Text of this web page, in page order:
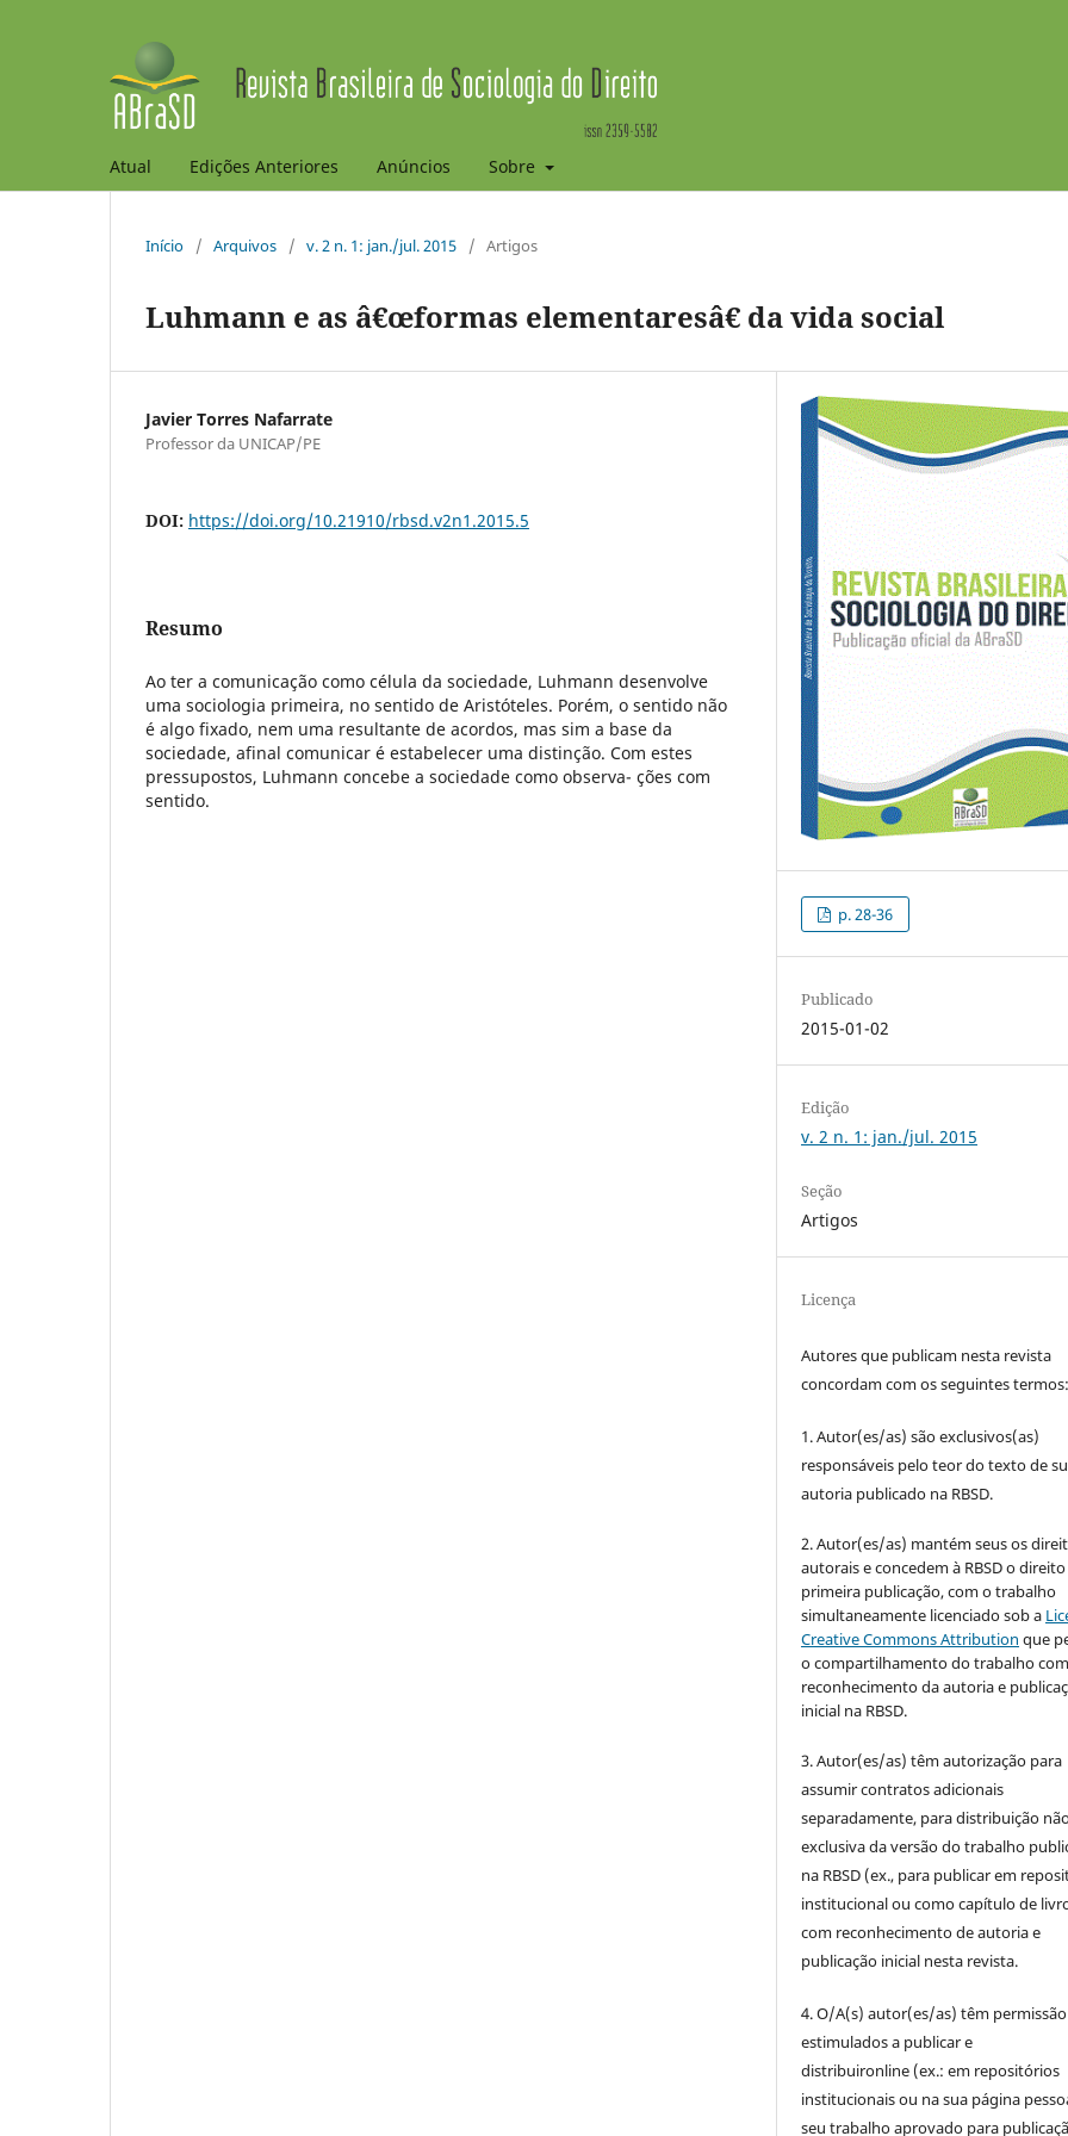
Atual Edições Anteriores Anúncios Sobre
Início / Arquivos / v. 2 n. 1: jan./jul. 2015 / Artigos
Luhmann e as â€œformas elementaresâ€ da vida social
Javier Torres Nafarrate
Professor da UNICAP/PE
DOI: https://doi.org/10.21910/rbsd.v2n1.2015.5
Resumo
Ao ter a comunicação como célula da sociedade, Luhmann desenvolve
uma sociologia primeira, no sentido de Aristóteles. Porém, o sentido não
é algo fixado, nem uma resultante de acordos, mas sim a base da
sociedade, afinal comunicar é estabelecer uma distinção. Com estes
pressupostos, Luhmann concebe a sociedade como observa- ções com
sentido.
p. 28-36
Publicado
2015-01-02
Edição
v. 2 n. 1: jan./jul. 2015
Seção
Artigos
Licença
Autores que publicam nesta revista
concordam com os seguintes termos:
1. Autor(es/as) são exclusivos(as)
responsáveis pelo teor do texto de
autoria publicado na RBSD.
2. Autor(es/as) mantém seus os
autorais e concedem à RBSD o
primeira publicação, com o trabalho
simultaneamente licenciado sob a
Creative Commons Attribution que
o compartilhamento do trabalho com
reconhecimento da autoria e
inicial na RBSD.
3. Autor(es/as) têm autorização para
assumir contratos adicionais
separadamente, para distribuição
exclusiva da versão do trabalho
na RBSD (ex., para publicar em
institucional ou como capítulo de
com reconhecimento de autoria e
publicação inicial nesta revista.
4. O/A(s) autor(es/as) têm
estimulados a publicar e
distribuironline (ex.: em repositórios
institucionais ou na sua página
seu trabalho aprovado para